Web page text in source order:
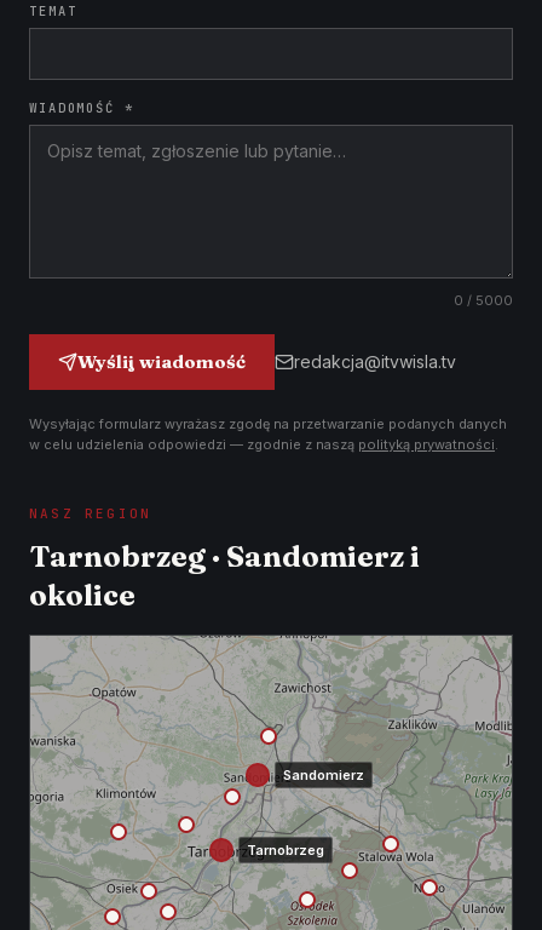
TEMAT
WIADOMOŚĆ *
0 / 5000
Wyślij wiadomość redakcja@itvwisla.tv
Wysyłając formularz wyrażasz zgodę na przetwarzanie podanych danych
w celu udzielenia odpowiedzi — zgodnie z naszą polityką prywatności.
NASZ REGION
Tarnobrzeg · Sandomierz i
okolice
Tarnobrzeg
Sandomierz